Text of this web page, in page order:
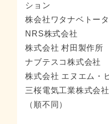
ション
株会社ワタナベトー
NRS株式会社
株式会社 村田製作所
ナブテスコ株式会社
株式会社 エヌエム・
三桜電気工業株式会社
（順不同）